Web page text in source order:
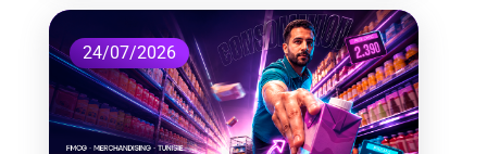
24/07/2026